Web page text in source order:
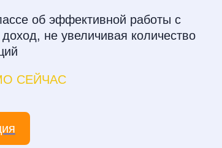
об эффективной работы с
не увеличивая количество
СЕЙЧАС